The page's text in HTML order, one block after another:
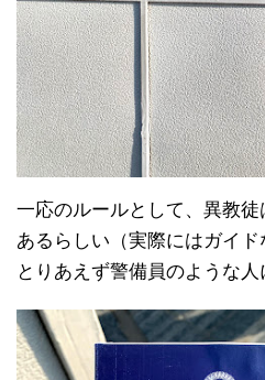
一応のルールとして、異教
あるらしい（実際にはガイド
とりあえず警備員のような人